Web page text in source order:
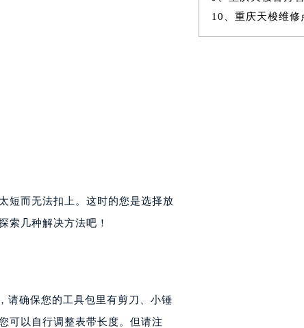
短而无法扣上。这时的您是选择放
索几种解决方法吧！
请确保您的工具包里有剪刀、小锤
可以自行调整表带长度。但请注